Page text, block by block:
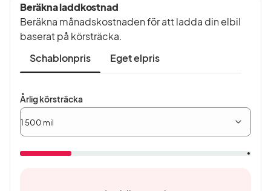
Beräkna laddkostnad
Beräkna månadskostnaden för att ladda din elbil
baserat på körsträcka.
Schablonpris
Eget elpris
Årlig
körsträcka
Årlig körsträcka